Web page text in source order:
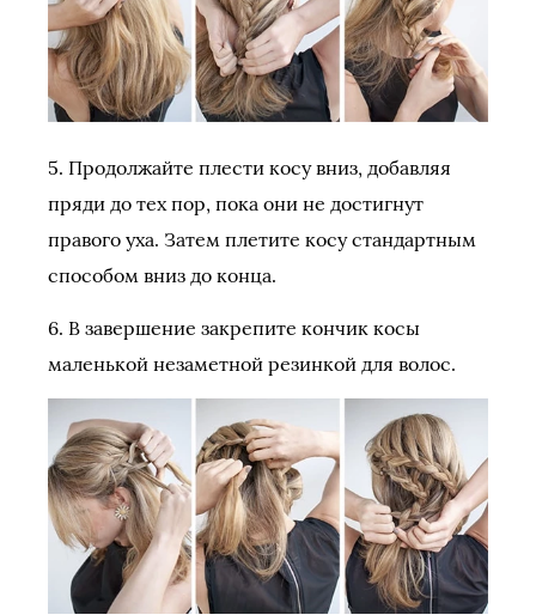
5. Продолжайте плести косу вниз, добавляя
пряди до тех пор, пока они не достигнут
правого уха. Затем плетите косу стандартным
способом вниз до конца.
6. В завершение закрепите кончик косы
маленькой незаметной резинкой для волос.